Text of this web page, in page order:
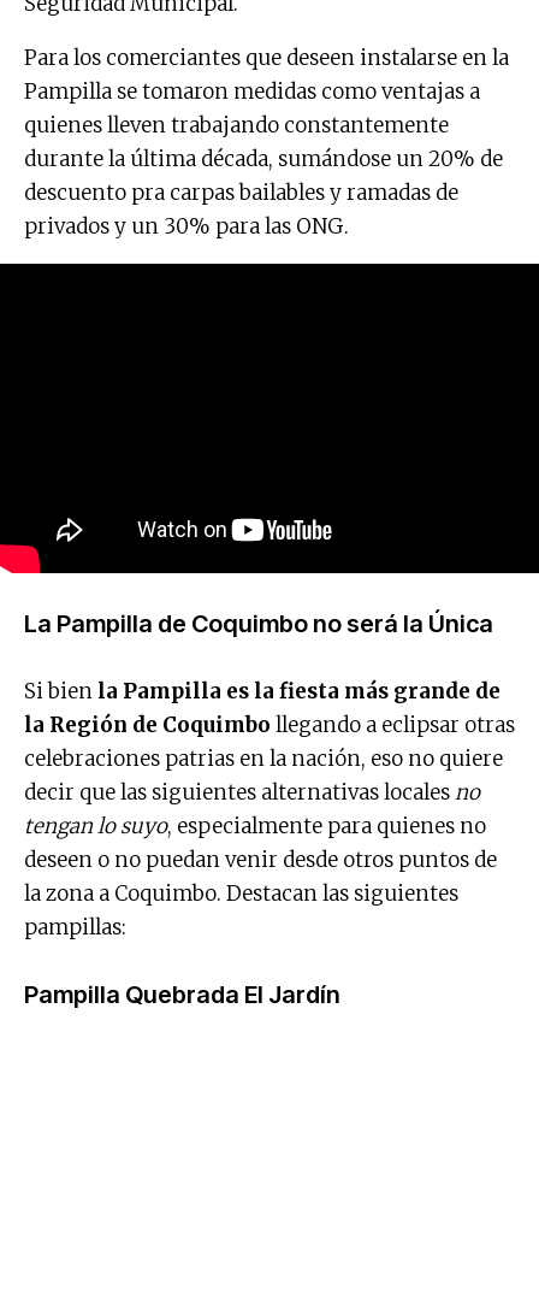
Para los comerciantes que deseen instalarse en la
Pampilla se tomaron medidas como ventajas a
quienes lleven trabajando constantemente
durante la última década, sumándose un 20% de
descuento pra carpas bailables y ramadas de
privados y un 30% para las ONG.
La Pampilla de Coquimbo no será la Única
Si bien la Pampilla es la fiesta más grande de
la Región de Coquimbo llegando a eclipsar otras
celebraciones patrias en la nación, eso no quiere
decir que las siguientes alternativas localesno
tengan lo suyo, especialmente para quienes no
deseen o no puedan venir desde otros puntos de
la zona a Coquimbo. Destacan las siguientes
pampillas:
Pampilla Quebrada El Jardín